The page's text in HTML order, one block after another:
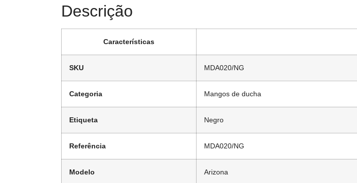
Descrição
Características
SKU MDA020/NG
Categoria Mangos de ducha
Etiqueta Negro
Referência MDA020/NG
Modelo Arizona